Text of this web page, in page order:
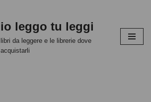
io leggo tu leggi
libri da leggere e le librerie dove
acquistarli